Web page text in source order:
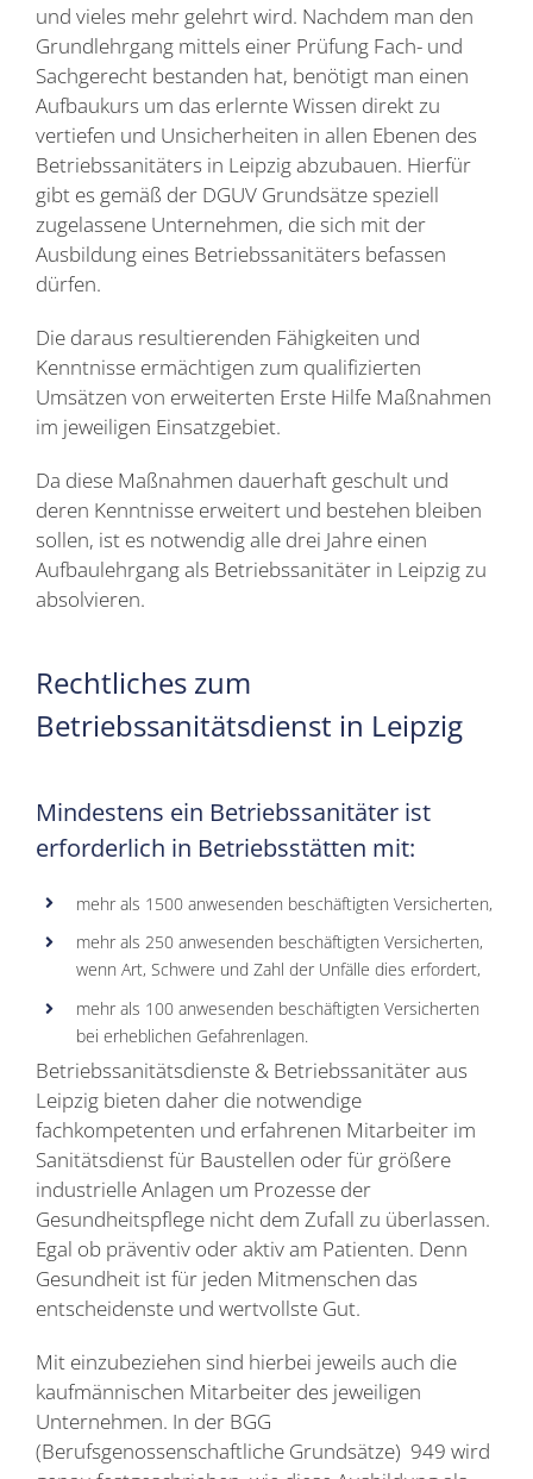
und vieles mehr gelehrt wird. Nachdem man den
Grundlehrgang mittels einer Prüfung Fach- und
Sachgerecht bestanden hat, benötigt man einen
Aufbaukurs um das erlernte Wissen direkt zu
vertiefen und Unsicherheiten in allen Ebenen des
Betriebssanitäters in Leipzig abzubauen. Hierfür
gibt es gemäß der DGUV Grundsätze speziell
zugelassene Unternehmen, die sich mit der
Ausbildung eines Betriebssanitäters befassen
dürfen.
Die daraus resultierenden Fähigkeiten und
Kenntnisse ermächtigen zum qualifizierten
Umsätzen von erweiterten Erste Hilfe Maßnahmen
im jeweiligen Einsatzgebiet.
Da diese Maßnahmen dauerhaft geschult und
deren Kenntnisse erweitert und bestehen bleiben
sollen, ist es notwendig alle drei Jahre einen
Aufbaulehrgang als Betriebssanitäter in Leipzig zu
absolvieren.
Rechtliches zum
Betriebssanitätsdienst in Leipzig
Mindestens ein Betriebssanitäter ist
erforderlich in Betriebsstätten mit:
mehr als 1500 anwesenden beschäftigten Versicherten,
mehr als 250 anwesenden beschäftigten Versicherten,
wenn Art, Schwere und Zahl der Unfälle dies erfordert,
mehr als 100 anwesenden beschäftigten Versicherten
bei erheblichen Gefahrenlagen.
Betriebssanitätsdienste & Betriebssanitäter aus
Leipzig bieten daher die notwendige
fachkompetenten und erfahrenen Mitarbeiter im
Sanitätsdienst für Baustellen oder für größere
industrielle Anlagen um Prozesse der
Gesundheitspflege nicht dem Zufall zu überlassen.
Egal ob präventiv oder aktiv am Patienten. Denn
Gesundheit ist für jeden Mitmenschen das
entscheidenste und wertvollste Gut.
Mit einzubeziehen sind hierbei jeweils auch die
kaufmännischen Mitarbeiter des jeweiligen
Unternehmen. In der BGG
(Berufsgenossenschaftliche Grundsätze) 949 wird